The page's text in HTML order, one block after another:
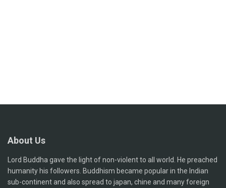
About Us
Lord Buddha gave the light of non-violent to all world. He preached
humanity his followers. Buddhism became popular in the Indian
sub-continent and also spread to japan, chine and many foreign